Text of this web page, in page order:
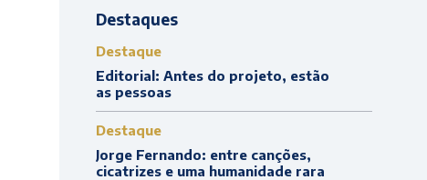
Destaques
Destaque
Editorial: Antes do projeto, estão
as pessoas
Destaque
Jorge Fernando: entre canções,
cicatrizes e uma humanidade rara